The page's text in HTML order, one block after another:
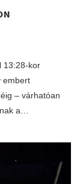
13:28-kor
embert
– várhatóan
a…